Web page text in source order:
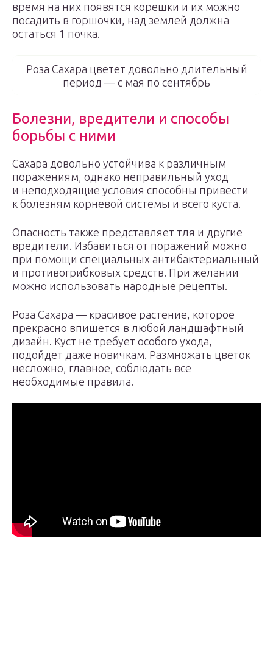
время на них появятся корешки и их можно
посадить в горшочки, над землей должна
остаться 1 почка.
Роза Сахара цветет довольно длительный
период — с мая по сентябрь
Болезни, вредители и способы
борьбы с ними
Сахара довольно устойчива к различным
поражениям, однако неправильный уход
и неподходящие условия способны привести
к болезням корневой системы и всего куста.
Опасность также представляет тля и другие
вредители. Избавиться от поражений можно
при помощи специальных антибактериальный
и противогрибковых средств. При желании
можно использовать народные рецепты.
Роза Сахара — красивое растение, которое
прекрасно впишется в любой ландшафтный
дизайн. Куст не требует особого ухода,
подойдет даже новичкам. Размножать цветок
несложно, главное, соблюдать все
необходимые правила.